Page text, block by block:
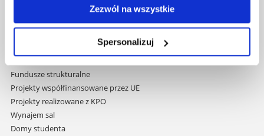
Zezwól na wszystkie
Spersonalizuj
treści
Covid info
Fundusze strukturalne
Projekty współfinansowane przez UE
Projekty realizowane z KPO
Wynajem sal
Domy studenta